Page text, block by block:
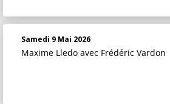
Samedi 9 Mai 2026
Maxime Lledo avec Frédéric Vardon